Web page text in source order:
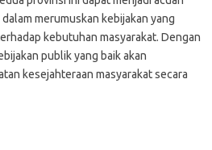
merumuskan kebijakan yang
kebutuhan masyarakat. Dengan
publik yang baik akan
kesejahteraan masyarakat secara